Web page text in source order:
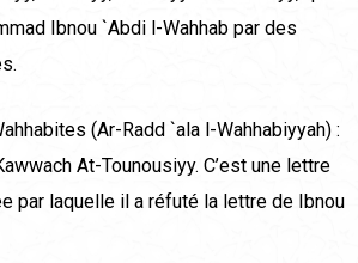
Ibnou `Abdi l-Wahhab par des
(Ar-Radd `ala l-Wahhabiyyah) :
At-Tounousiyy. C’est une lettre
par laquelle il a réfuté la lettre de Ibnou